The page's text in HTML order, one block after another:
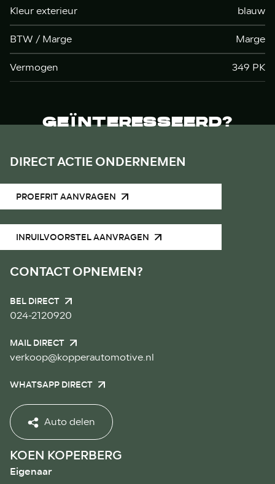
Kleur exterieur
blauw
BTW / Marge
Marge
Vermogen
349 PK
GEÏNTERESSEERD?
DIRECT ACTIE ONDERNEMEN
PROEFRIT AANVRAGEN
INRUILVOORSTEL AANVRAGEN
CONTACT OPNEMEN?
BEL DIRECT
024-2120920
MAIL DIRECT
verkoop@kopperautomotive.nl
WHATSAPP DIRECT
Auto delen
KOEN KOPERBERG
Eigenaar